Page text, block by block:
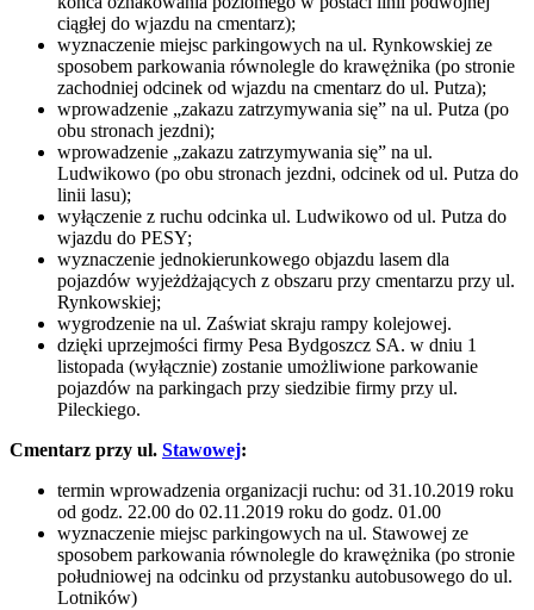
ciągłej do wjazdu na cmentarz);
wyznaczenie miejsc parkingowych na ul. Rynkowskiej ze
sposobem parkowania równolegle do krawężnika (po stronie
zachodniej odcinek od wjazdu na cmentarz do ul. Putza);
wprowadzenie „zakazu zatrzymywania się” na ul. Putza (po
obu stronach jezdni);
wprowadzenie „zakazu zatrzymywania się” na ul.
Ludwikowo (po obu stronach jezdni, odcinek od ul. Putza do
linii lasu);
wyłączenie z ruchu odcinka ul. Ludwikowo od ul. Putza do
wjazdu do PESY;
wyznaczenie jednokierunkowego objazdu lasem dla
pojazdów wyjeżdżających z obszaru przy cmentarzu przy ul.
Rynkowskiej;
wygrodzenie na ul. Zaświat skraju rampy kolejowej.
dzięki uprzejmości firmy Pesa Bydgoszcz SA. w dniu 1
listopada (wyłącznie) zostanie umożliwione parkowanie
pojazdów na parkingach przy siedzibie firmy przy ul.
Pileckiego.
Cmentarz przy ul. Stawowej:
termin wprowadzenia organizacji ruchu: od 31.10.2019 roku
od godz. 22.00 do 02.11.2019 roku do godz. 01.00
wyznaczenie miejsc parkingowych na ul. Stawowej ze
sposobem parkowania równolegle do krawężnika (po stronie
południowej na odcinku od przystanku autobusowego do ul.
Lotników)